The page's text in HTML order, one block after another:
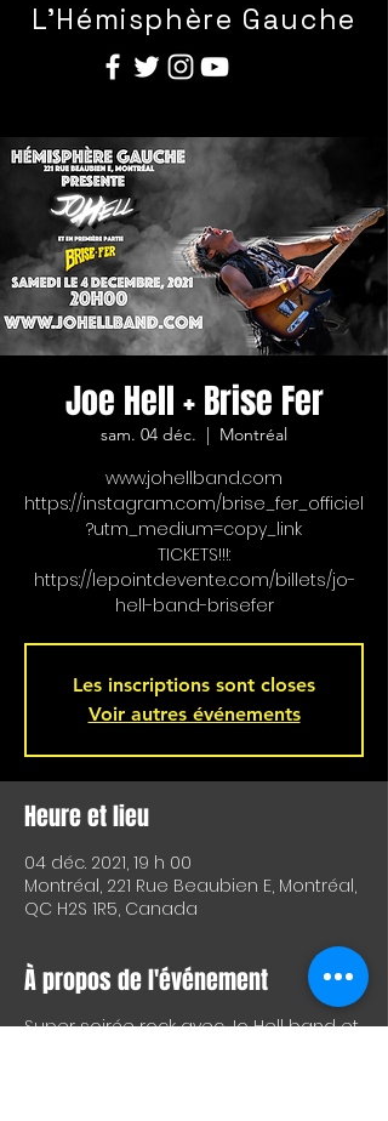
L'Hémisphère Gauche
Joe Hell + Brise Fer
sam. 04 déc. Montréal
www.johellband.com
https://instagram.com/brise_fer_officiel
?utm_medium=copy_link
TICKETS!!!:
https://lepointdevente.com/billets/jo-
hell-band-brisefer
Les inscriptions sont closes
Voir autres événements
Heure et lieu
04 déc. 2021, 19 h 00
Montréal, 221 Rue Beaubien E, Montréal,
QC H2S 1R5, Canada
À propos de l'événement
Super soirée rock avec Jo Hell band et